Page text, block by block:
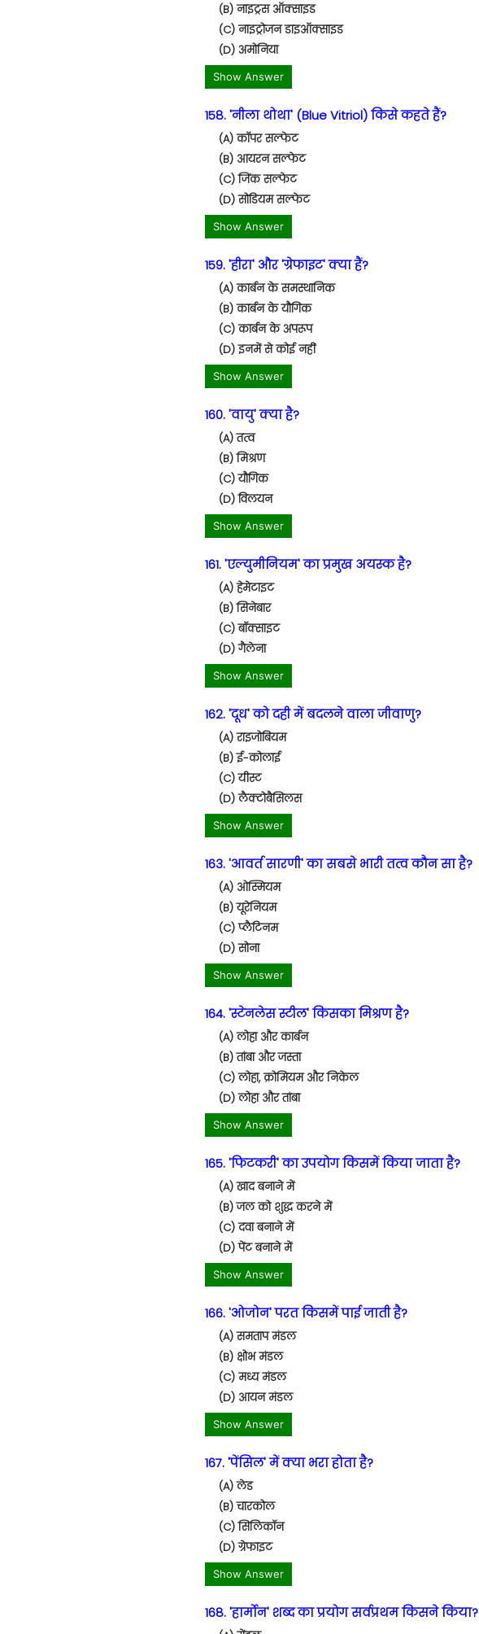
(B) नाइट्रस ऑक्साइड
(C) नाइट्रोजन डाइऑक्साइड
(D) अमोनिया
Show Answer
158. 'नीला थोथा' (Blue Vitriol) किसे कहते हैं?
(A) कॉपर सल्फेट
(B) आयरन सल्फेट
(C) जिंक सल्फेट
(D) सोडियम सल्फेट
Show Answer
159. 'हीरा' और 'ग्रेफाइट' क्या हैं?
(A) कार्बन के समस्थानिक
(B) कार्बन के यौगिक
(C) कार्बन के अपरूप
(D) इनमें से कोई नहीं
Show Answer
160. 'वायु' क्या है?
(A) तत्व
(B) मिश्रण
(C) यौगिक
(D) विलयन
Show Answer
161. 'एल्युमीनियम' का प्रमुख अयस्क है?
(A) हेमेटाइट
(B) सिनेबार
(C) बॉक्साइट
(D) गैलेना
Show Answer
162. 'दूध' को दही में बदलने वाला जीवाणु?
(A) राइजोबियम
(B) ई-कोलाई
(C) यीस्ट
(D) लैक्टोबैसिलस
Show Answer
163. 'आवर्त सारणी' का सबसे भारी तत्व कौन सा है?
(A) ओस्मियम
(B) यूरेनियम
(C) प्लैटिनम
(D) सोना
Show Answer
164. 'स्टेनलेस स्टील' किसका मिश्रण है?
(A) लोहा और कार्बन
(B) तांबा और जस्ता
(C) लोहा, क्रोमियम और निकेल
(D) लोहा और तांबा
Show Answer
165. 'फिटकरी' का उपयोग किसमें किया जाता है?
(A) खाद बनाने में
(B) जल को शुद्ध करने में
(C) दवा बनाने में
(D) पेंट बनाने में
Show Answer
166. 'ओजोन' परत किसमें पाई जाती है?
(A) समताप मंडल
(B) क्षोभ मंडल
(C) मध्य मंडल
(D) आयन मंडल
Show Answer
167. 'पेंसिल' में क्या भरा होता है?
(A) लेड
(B) चारकोल
(C) सिलिकॉन
(D) ग्रेफाइट
Show Answer
168. 'हार्मोन' शब्द का प्रयोग सर्वप्रथम किसने किया?